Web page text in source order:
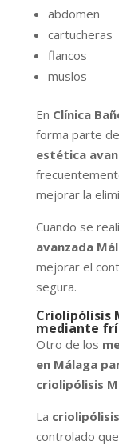
abdomen
cartucheras
flancos
muslos
En Clínica
forma parte
estética
mejorar la
Cuando se
avanzada
mejorar el
segura.
Criolipólisis
mediante
Otro de los
en Málaga
criolipólisis
La
controlado